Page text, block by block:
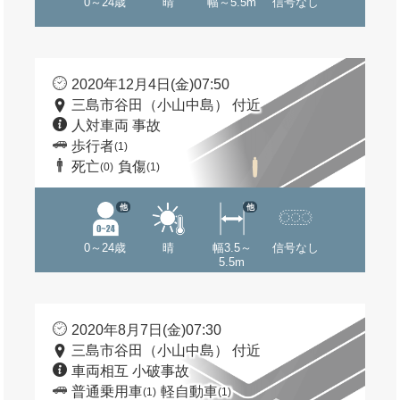
2020年12月4日(金)07:50
三島市谷田（小山中島） 付近
人対車両 事故
歩行者(1)
死亡(0) 負傷(1)
0～24歳
他
晴
幅3.5～
5.5m
他
信号なし
2020年8月7日(金)07:30
三島市谷田（小山中島） 付近
車両相互 小破事故
普通乗用車(1) 軽自動車(1)